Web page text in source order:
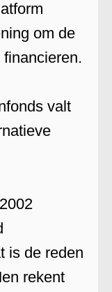
om de
valt
is de reden
rekent